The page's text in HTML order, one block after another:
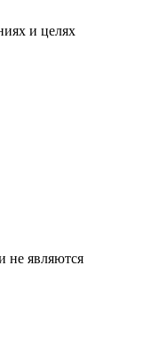
и целях
не являются